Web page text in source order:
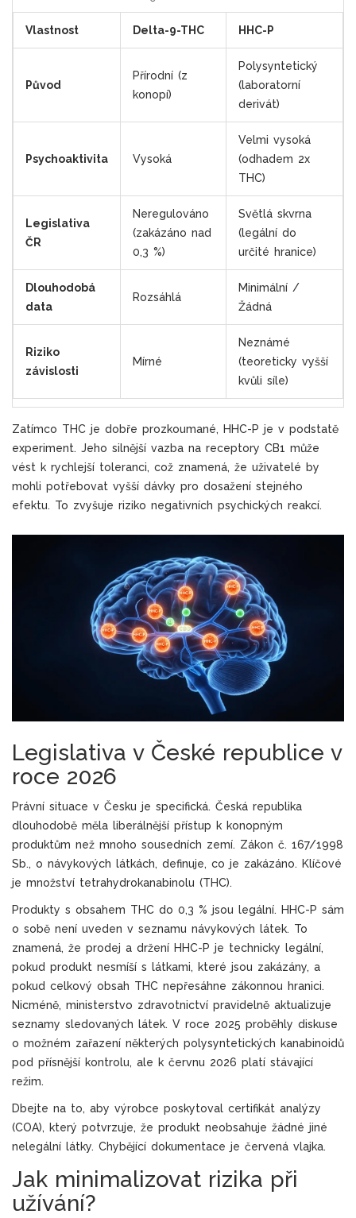
Vlastnost Delta-9-THC HHC-P
Původ
Přírodní (z
konopí)
Polysyntetický
(laboratorní
derivát)
Psychoaktivita Vysoká
Velmi vysoká
(odhadem 2x
THC)
Legislativa
ČR
Neregulováno
(zakázáno nad
0,3 %)
Světlá skvrna
(legální do
určité hranice)
Dlouhodobá
data
Rozsáhlá
Minimální /
Žádná
Riziko
závislosti
Mírné
Neznámé
(teoreticky vyšší
kvůli síle)
Zatímco THC je dobře prozkoumané, HHC-P je v podstatě
experiment. Jeho silnější vazba na receptory CB1 může
vést k rychlejší toleranci, což znamená, že uživatelé by
mohli potřebovat vyšší dávky pro dosažení stejného
efektu. To zvyšuje riziko negativních psychických reakcí.
Legislativa v České republice v
roce 2026
Právní situace v Česku je specifická. Česká republika
dlouhodobě měla liberálnější přístup k konopným
produktům než mnoho sousedních zemí. Zákon č. 167/1998
Sb., o návykových látkách, definuje, co je zakázáno. Klíčové
je množství tetrahydrokanabinolu (THC).
Produkty s obsahem THC do 0,3 % jsou legální. HHC-P sám
o sobě není uveden v seznamu návykových látek. To
znamená, že prodej a držení HHC-P je technicky legální,
pokud produkt nesmíší s látkami, které jsou zakázány, a
pokud celkový obsah THC nepřesáhne zákonnou hranici.
Nicméně, ministerstvo zdravotnictví pravidelně aktualizuje
seznamy sledovaných látek. V roce 2025 proběhly diskuse
o možném zařazení některých polysyntetických kanabinoidů
pod přísnější kontrolu, ale k červnu 2026 platí stávající
režim.
Dbejte na to, aby výrobce poskytoval certifikát analýzy
(COA), který potvrzuje, že produkt neobsahuje žádné jiné
nelegální látky. Chybějící dokumentace je červená vlajka.
Jak minimalizovat rizika při
užívání?